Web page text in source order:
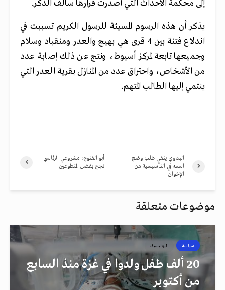
إلى محكمة الأحداث التي أصدرت قرارها سالف الذكر.
يذكر أن هذه الرسوم المسيئة للرسول الكريم تسببت في
اندلاع فتنة بين 4 قرى هي بهيج والعدر ومنقباد وسلام
وجميعها تابعة لمركز أسيوط، ونتج عن ذلك إصابة عدد
من الأشخاص، واحتراق عدد من المنازل بقرية العدر التي
ينتمي إليها الطالب المتهم.
أبو الفتوح: مشروعي الرئاسي
نجح بفضل المتطوعين
البدوي ينفي طلب وضع
اسمه في التأسيسية من
الإخوان
موضوعات متعلقة
سياسة اليونيسيف
20 ألف طفل ولدوا في غزة منذ السابع
من أكتوبر